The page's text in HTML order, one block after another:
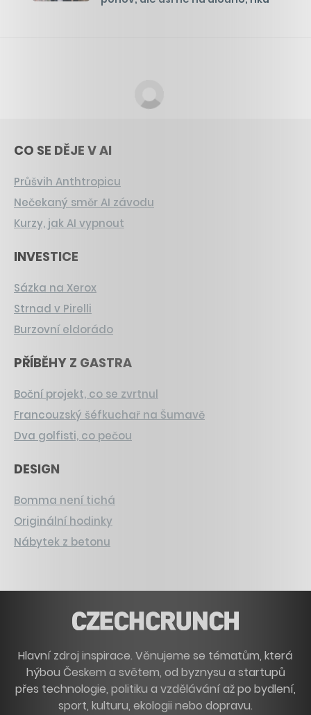
CO SE DĚJE V AI
Průšvih Anthtropicu
Nečekaný směr AI závodu
Kurzy, jak AI vypnout
INVESTICE
Sázka na Xerox
Strnad v Pirelli
Burzovní eldorádo
PŘÍBĚHY Z GASTRA
Boční projekt, co se zvrtnul
Francouzský šéfkuchař na Šumavě
Dva golfisti, co pečou
DESIGN
Bomma není tichá
Originální hodinky
Nábytek z betonu
Hlavní zdroj inspirace. Věnujeme se tématům, která
hýbou Českem a světem, od byznysu a startupů
přes technologie, politiku a vzdělávání až po bydlení,
sport, kulturu, ekologii nebo dopravu.